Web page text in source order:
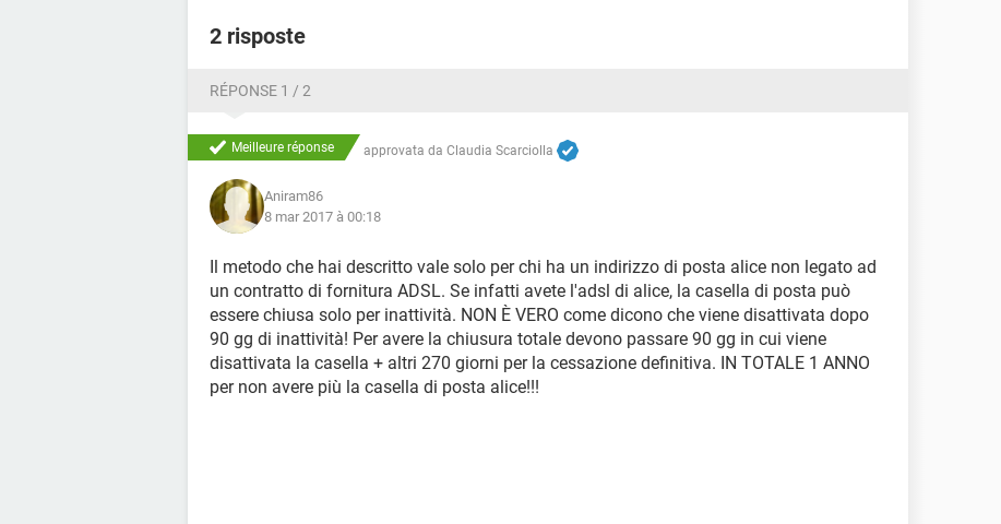
2 risposte
RÉPONSE 1 / 2
Meilleure réponse approvata da Claudia Scarciolla
Aniram86
8 mar 2017 à 00:18
Il metodo che hai descritto vale solo per chi ha un indirizzo di posta alice non legato ad
un contratto di fornitura ADSL. Se infatti avete l'adsl di alice, la casella di posta può
essere chiusa solo per inattività. NON È VERO come dicono che viene disattivata dopo
90 gg di inattività! Per avere la chiusura totale devono passare 90 gg in cui viene
disattivata la casella + altri 270 giorni per la cessazione definitiva. IN TOTALE 1 ANNO
per non avere più la casella di posta alice!!!